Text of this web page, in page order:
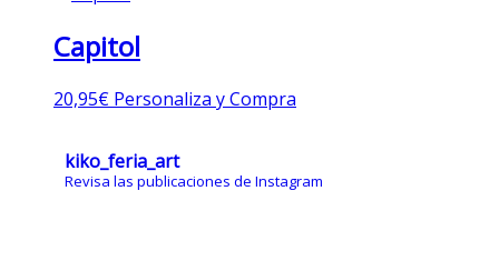
Capitol
20,95€ Personaliza y Compra
kiko_feria_art
Revisa las publicaciones de Instagram